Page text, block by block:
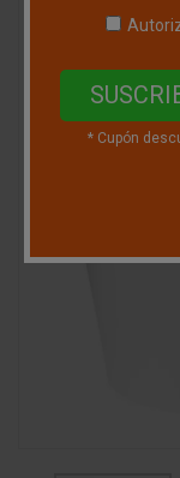
tratamiento es tu
cualquier
Tienes derecho
como otros
Privacidad.
* Cupón